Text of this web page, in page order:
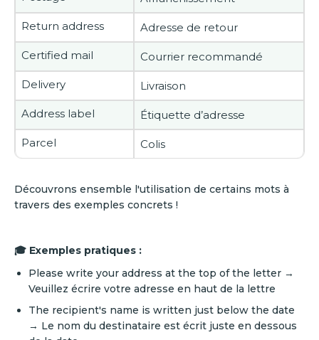
Return address Adresse de retour
Certified mail Courrier recommandé
Delivery Livraison
Address label Étiquette d’adresse
Parcel Colis
Découvrons ensemble l'utilisation de certains mots à
travers des exemples concrets !
🎓 Exemples pratiques :
Please write your address at the top of the letter →
Veuillez écrire votre adresse en haut de la lettre
The recipient's name is written just below the date
→ Le nom du destinataire est écrit juste en dessous